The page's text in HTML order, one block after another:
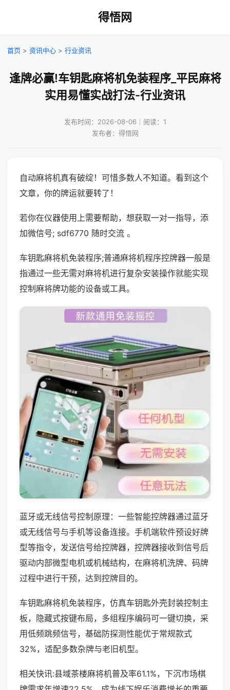
得悟网
首页 > 资讯中心 > 行业资讯
逢牌必赢!车钥匙麻将机免装程序_平民麻将
实用易懂实战打法-行业资讯
发布时间：2026-08-06｜阅读：1
发布者：得悟网
自动麻将机真有破绽！可惜多数人不知道。看到这个
文章，你的牌运就要转了！
若你在仪器使用上需要帮助，想获取一对一指导，添
加微信号; sdf6770 随时交流 。
车钥匙麻将机免装程序;普通麻将机程序控牌器一般是
指通过一些无需对麻将机进行复杂安装操作就能实现
控制麻将牌功能的设备或工具。
蓝牙或无线信号控制原理：一些智能控牌器通过蓝牙
或无线信号与手机等设备连接。手机端软件预设好牌
型等指令，发送信号给控牌器，控牌器接收到信号后
驱动内部微型电机或机械结构，在麻将机洗牌、码牌
过程中进行干预，达到控牌目的。
车钥匙麻将机免装程序，仿真车钥匙外壳封装控制主
板，隐藏式按键布局，多组程序编码可一键切换，采
用低频跳频信号，基础防探测性能优于常规款式
32%，适配多数杂牌与老旧机型。
相关快讯:县域茶楼麻将机普及率61.1%，下沉市场棋